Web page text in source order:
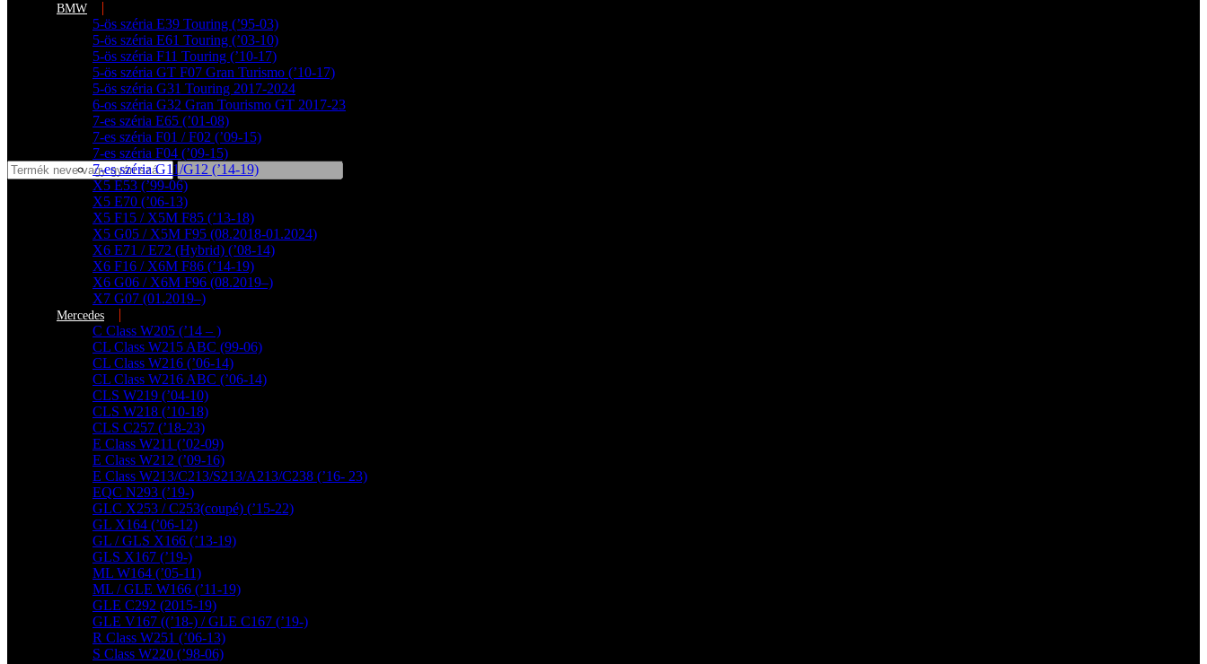
További találatok...
BMW
5-ös széria E39 Touring (’95-03)
5-ös széria E61 Touring (’03-10)
5-ös széria F11 Touring (’10-17)
5-ös széria GT F07 Gran Turismo (’10-17)
5-ös széria G31 Touring 2017-2024
6-os széria G32 Gran Tourismo GT 2017-23
7-es széria E65 (’01-08)
7-es széria F01 / F02 (’09-15)
7-es széria F04 (’09-15)
7-es széria G11/G12 (’14-19)
X5 E53 (’99-06)
X5 E70 (’06-13)
X5 F15 / X5M F85 (’13-18)
X5 G05 / X5M F95 (08.2018-01.2024)
X6 E71 / E72 (Hybrid) (’08-14)
X6 F16 / X6M F86 (’14-19)
X6 G06 / X6M F96 (08.2019–)
X7 G07 (01.2019–)
Mercedes
C Class W205 (’14 – )
CL Class W215 ABC (99-06)
CL Class W216 (’06-14)
CL Class W216 ABC (’06-14)
CLS W219 (’04-10)
CLS W218 (’10-18)
CLS C257 (’18-23)
E Class W211 (’02-09)
E Class W212 (’09-16)
E Class W213/C213/S213/A213/C238 (’16- 23)
EQC N293 (’19-)
GLC X253 / C253(coupé) (’15-22)
GL X164 (’06-12)
GL / GLS X166 (’13-19)
GLS X167 (’19-)
ML W164 (’05-11)
ML / GLE W166 (’11-19)
GLE C292 (2015-19)
GLE V167 ((’18-) / GLE C167 (’19-)
R Class W251 (’06-13)
S Class W220 (’98-06)